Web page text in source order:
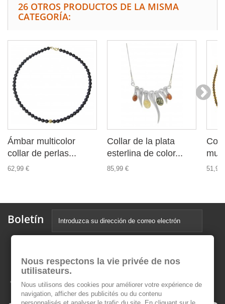
26 OTROS PRODUCTOS DE LA MISMA
CATEGORÍA:
Ámbar multicolor
collar de perlas...
62,99 €
Collar de la plata
esterlina de color...
85,99 € 51,99
Boletín
Nous respectons la vie privée de nos
utilisateurs.
Nous utilisons des cookies pour améliorer votre expérience de
navigation, afficher des publicités ou du contenu